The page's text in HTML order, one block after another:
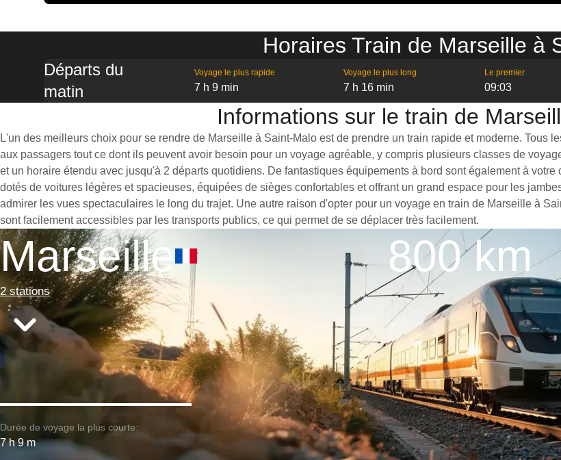
Horaires Train de Marseille à
Départs du
matin
Voyage le plus rapide
7 h 9 min
Voyage le plus long
7 h 16 min
Le premier
09:03
Informations sur le train de
L'un des meilleurs choix pour se rendre de Marseille à Saint-Malo est de prendre un train rapide et moderne. Tous
aux passagers tout ce dont ils peuvent avoir besoin pour un voyage agréable, y compris plusieurs classes de
et un horaire étendu avec jusqu'à 2 départs quotidiens. De fantastiques équipements à bord sont également à
dotés de voitures légères et spacieuses, équipées de sièges confortables et offrant un grand espace pour les
admirer les vues spectaculaires le long du trajet. Une autre raison d'opter pour un voyage en train de Marseille à
sont facilement accessibles par les transports publics, ce qui permet de se déplacer très facilement.
Marseille
2 stations
800 km
Durée de voyage la plus courte:
7 h 9 m